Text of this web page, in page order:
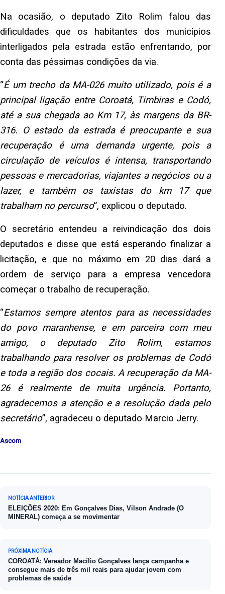
Na ocasião, o deputado Zito Rolim falou das
dificuldades que os habitantes dos municípios
interligados pela estrada estão enfrentando, por
conta das péssimas condições da via.
“É um trecho da MA-026 muito utilizado, pois é a
principal ligação entre Coroatá, Timbiras e Codó,
até a sua chegada ao Km 17, às margens da BR-
316. O estado da estrada é preocupante e sua
recuperação é uma demanda urgente, pois a
circulação de veículos é intensa, transportando
pessoas e mercadorias, viajantes a negócios ou a
lazer, e também os taxistas do km 17 que
trabalham no percurso”, explicou o deputado.
O secretário entendeu a reivindicação dos dois
deputados e disse que está esperando finalizar a
licitação, e que no máximo em 20 dias dará a
ordem de serviço para a empresa vencedora
começar o trabalho de recuperação.
“Estamos sempre atentos para as necessidades
do povo maranhense, e em parceira com meu
amigo, o deputado Zito Rolim, estamos
trabalhando para resolver os problemas de Codó
e toda a região dos cocais. A recuperação da MA-
26 é realmente de muita urgência. Portanto,
agradecemos a atenção e a resolução dada pelo
secretário”, agradeceu o deputado Marcio Jerry.
Ascom
Navegação de Post
NOTÍCIA ANTERIOR
ELEIÇÕES 2020: Em Gonçalves Dias, Vilson Andrade (O
MINERAL) começa a se movimentar
PRÓXIMA NOTÍCIA
COROATÁ: Vereador Macílio Gonçalves lança campanha e
consegue mais de três mil reais para ajudar jovem com
problemas de saúde